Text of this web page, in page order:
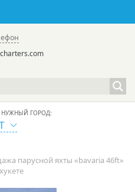
| в России:
НУЖНЫЙ ГОРОД:
парусной яхты «bavaria 46ft»